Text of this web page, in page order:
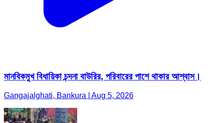
মানবিকমুখ বিধায়িকা চন্দনা বাউরির, পরিবারের পাশে থাকার আশ্বাস।
Gangajalghati, Bankura | Aug 5, 2026